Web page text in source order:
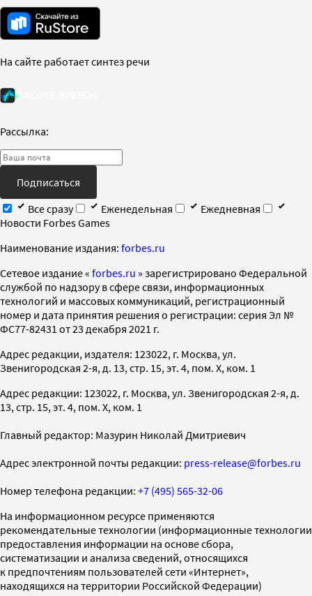
На сайте работает синтез речи
Рассылка:
Подписаться
Все сразу
Еженедельная
Ежедневная
Новости Forbes Games
Наименование издания: forbes.ru
Cетевое издание « forbes.ru » зарегистрировано Федеральной
службой по надзору в сфере связи, информационных
технологий и массовых коммуникаций, регистрационный
номер и дата принятия решения о регистрации: серия Эл №
ФС77-82431 от 23 декабря 2021 г.
Адрес редакции, издателя: 123022, г. Москва, ул.
Звенигородская 2-я, д. 13, стр. 15, эт. 4, пом. X, ком. 1
Адрес редакции: 123022, г. Москва, ул. Звенигородская 2-я, д.
13, стр. 15, эт. 4, пом. X, ком. 1
Главный редактор: Мазурин Николай Дмитриевич
Адрес электронной почты редакции: press-release@forbes.ru
Номер телефона редакции: +7 (495) 565-32-06
На информационном ресурсе применяются
рекомендательные технологии (информационные технологии
предоставления информации на основе сбора,
систематизации и анализа сведений, относящихся
к предпочтениям пользователей сети «Интернет»,
находящихся на территории Российской Федерации)